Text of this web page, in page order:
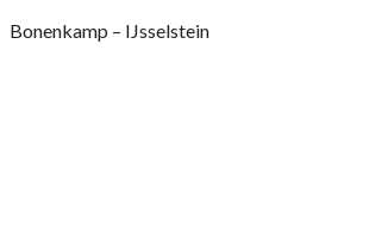
Ga
Bonenkamp – IJsselstein